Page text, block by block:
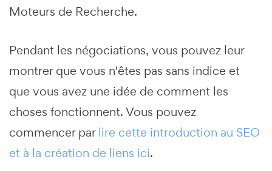
Moteurs de Recherche.
Pendant les négociations, vous pouvez leur
montrer que vous n'êtes pas sans indice et
que vous avez une idée de comment les
choses fonctionnent. Vous pouvez
commencer parlire cette introduction au SEO
et à la création de liens ici.